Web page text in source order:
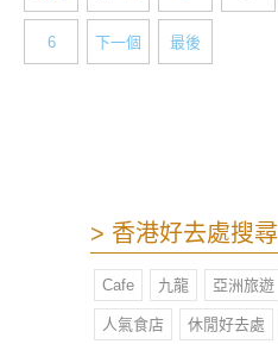
6 下一個 最後
> 香港好去處搜尋
Cafe 九龍 亞洲旅遊
人氣食店 休閒好去處